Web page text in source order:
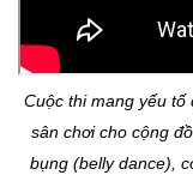
Cuộc thi mang yếu tố
sân chơi cho cộng
bụng (belly dance),